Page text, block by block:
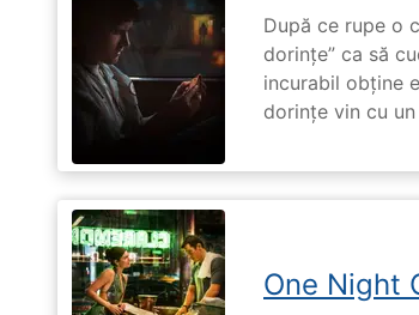
După ce rupe o
dorințe” ca să
incurabil obține
dorințe vin cu
One Night